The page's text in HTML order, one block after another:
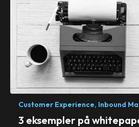
Customer Experience, Inbound
3 eksempler på